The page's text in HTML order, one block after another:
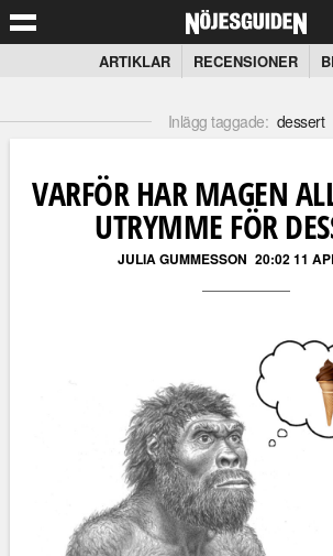
ARTIKLAR RECENSIONER
Inlägg taggade: dessert
VARFÖR HAR MAGEN
UTRYMME FÖR
JULIA GUMMESSON 20:02 11